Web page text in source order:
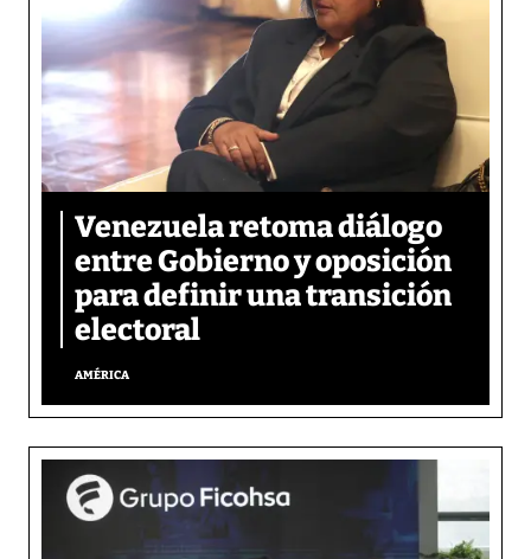
Venezuela retoma diálogo
entre Gobierno y oposición
para definir una transición
electoral
AMÉRICA